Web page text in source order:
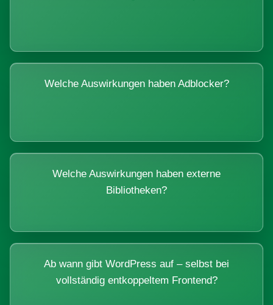
Welche Auswirkungen haben Adblocker?
Welche Auswirkungen haben externe
Bibliotheken?
Ab wann gibt WordPress auf – selbst bei
vollständig entkoppeltem Frontend?